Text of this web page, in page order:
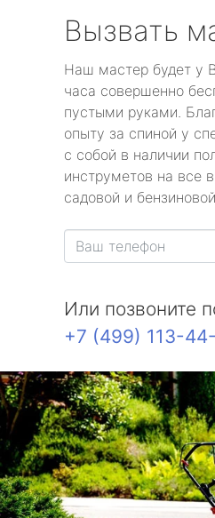
Вызвать
Наш мастер будет у
часа совершенно
пустыми руками.
опыту за спиной у
с собой в наличии
инструметов на все
садовой и
Или позвоните
+7 (499) 113-